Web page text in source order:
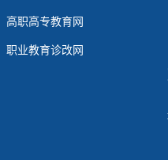
高职高专教育网
职业教育诊改网